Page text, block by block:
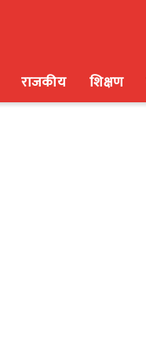
राजकीय शिक्षण